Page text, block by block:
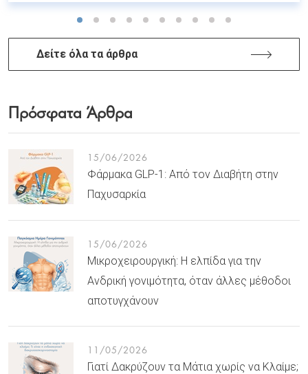
Δείτε όλα τα άρθρα
Πρόσφατα Άρθρα
15/06/2026
Φάρμακα GLP-1: Από τον Διαβήτη στην
Παχυσαρκία
15/06/2026
Μικροχειρουργική: Η ελπίδα για την
Ανδρική γονιμότητα, όταν άλλες μέθοδοι
αποτυγχάνουν
11/05/2026
Γιατί Δακρύζουν τα Μάτια χωρίς να Κλαίμε;